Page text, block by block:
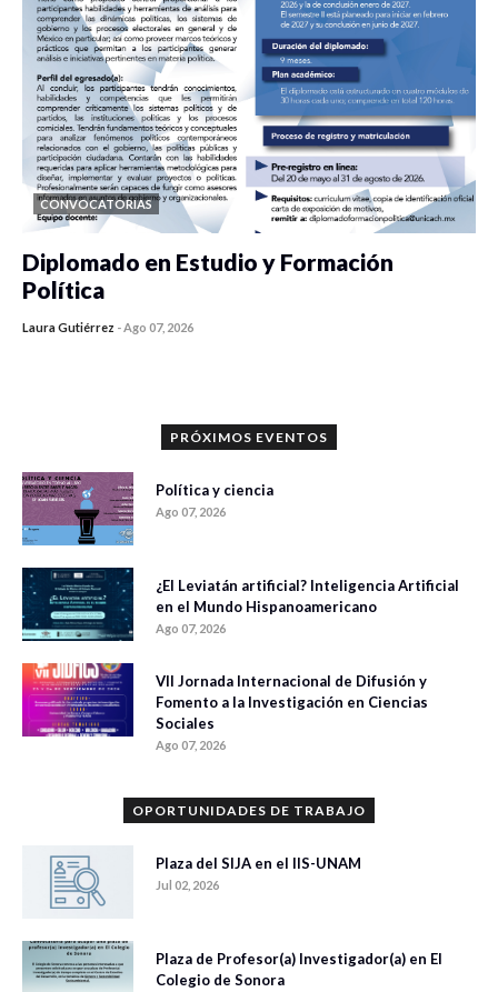
CONVOCATORIAS
Diplomado en Estudio y Formación
Política
Laura Gutiérrez - Ago 07, 2026
PRÓXIMOS EVENTOS
Política y ciencia
Ago 07, 2026
¿El Leviatán artificial? Inteligencia Artificial
en el Mundo Hispanoamericano
Ago 07, 2026
VII Jornada Internacional de Difusión y
Fomento a la Investigación en Ciencias
Sociales
Ago 07, 2026
OPORTUNIDADES DE TRABAJO
Plaza del SIJA en el IIS-UNAM
Jul 02, 2026
Plaza de Profesor(a) Investigador(a) en El
Colegio de Sonora